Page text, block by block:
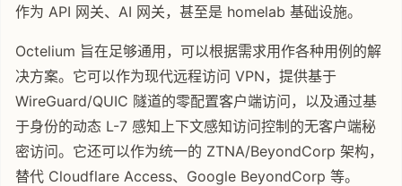
作为 API 网关、AI 网关，甚至是 homelab 基础设施。
Octelium 旨在足够通用，可以根据需求用作各种用例的解
决方案。它可以作为现代远程访问 VPN，提供基于
WireGuard/QUIC 隧道的零配置客户端访问，以及通过基
于身份的动态 L-7 感知上下文感知访问控制的无客户端秘
密访问。它还可以作为统一的 ZTNA/BeyondCorp 架构，
替代 Cloudflare Access、Google BeyondCorp 等。